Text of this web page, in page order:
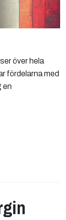
över hela
fördelarna med
en